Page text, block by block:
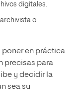
digitales.
o
poner en práctica
precisas para
y decidir la
sea su